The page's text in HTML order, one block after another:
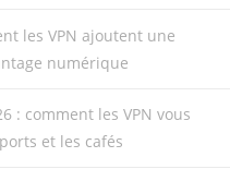
les VPN ajoutent une
numérique
: comment les VPN vous
et les cafés